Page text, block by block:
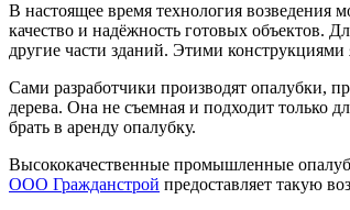
В настоящее время технология возведения
качество и надёжность готовых объектов.
другие части зданий. Этими конструкциями
Сами разработчики производят опалубки,
дерева. Она не съемная и подходит только
брать в аренду опалубку.
Высококачественные промышленные
ООО Гражданстрой предоставляет такую